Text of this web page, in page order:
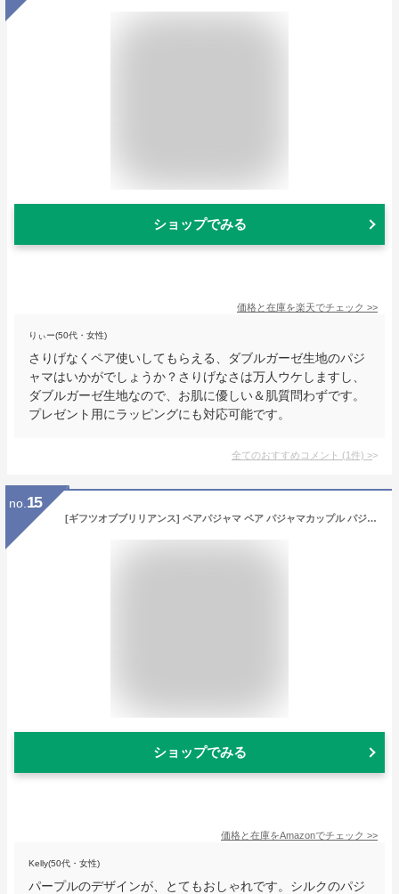
ショップでみる
価格と在庫を楽天でチェック >>
りぃー(50代・女性)
さりげなくペア使いしてもらえる、ダブルガーゼ生地のパジ
ャマはいかがでしょうか？さりげなさは万人ウケしますし、
ダブルガーゼ生地なので、お肌に優しい＆肌質問わずです。
プレゼント用にラッピングにも対応可能です。
全てのおすすめコメント (1件) >
no. 15
[ギフツオブブリリアンス] ペアパジャマ ペア パジャマカップル パジャマ 女性 シルクパジャマ シルク 夫婦 ペアパジャマシルク (9. 男XXL-女XL, パープル) PJ_3161
ショップでみる
価格と在庫をAmazonでチェック >>
Kelly(50代・女性)
パープルのデザインが、とてもおしゃれです。シルクのパジ